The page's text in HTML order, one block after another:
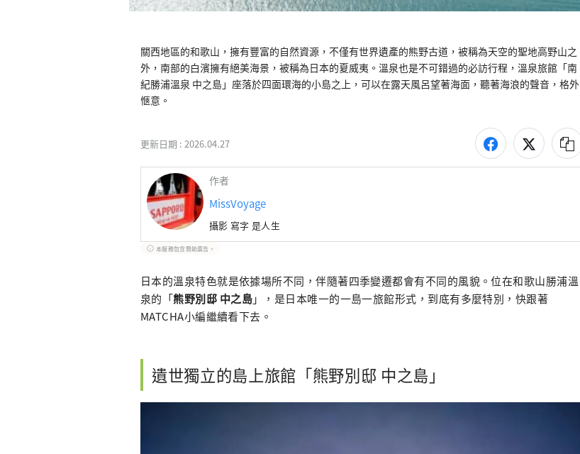
關西地區的和歌山，擁有豐富的自然資源，不僅有世界遺產的熊野古道，被稱為天空的聖地高野山之
外，南部的白濱擁有絕美海景，被稱為日本的夏威夷。溫泉也是不可錯過的必訪行程，溫泉旅館「南
紀勝浦溫泉 中之島」座落於四面環海的小島之上，可以在露天風呂望著海面，聽著海浪的聲音，格外
愜意。
更新日期 : 2026.04.27
作者
MissVoyage
攝影 寫字 是人生
本服務包含贊助廣告。
日本的溫泉特色就是依據場所不同，伴隨著四季變遷都會有不同的風貌。位在和歌山勝浦溫
泉的「熊野別邸 中之島」，是日本唯一的一島一旅館形式，到底有多麼特別，快跟著
MATCHA小編繼續看下去。
遺世獨立的島上旅館「熊野別邸 中之島」